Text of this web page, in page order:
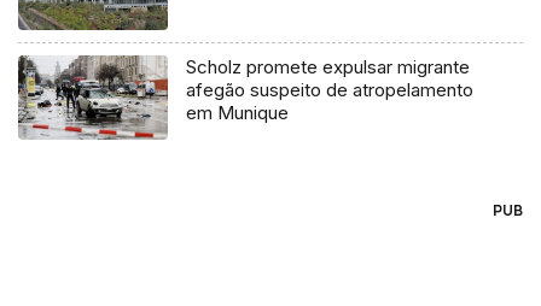
Scholz promete expulsar migrante
afegão suspeito de atropelamento
em Munique
PUB